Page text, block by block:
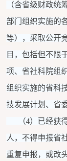
（含省级财政统
部门组织实施的
等），采取公开
目，包括但不限
项、省社科院组
组织实施的省科
技发展计划、省
（4）已经获得
人，不得申报省
重复申报，或改